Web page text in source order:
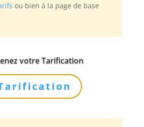
ou bien à la page de base
votre Tarification